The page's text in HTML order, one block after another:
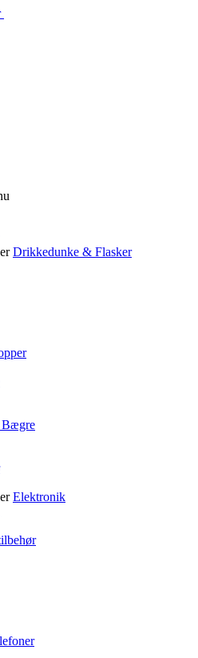
Drikkedunke & Flasker
Bægre
Elektronik